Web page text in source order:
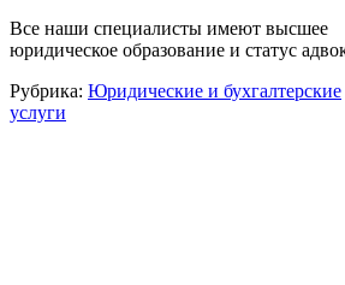
Все наши специалисты имеют высшее
юридическое образование и статус
Рубрика: Юридические и бухгалтерские
услуги